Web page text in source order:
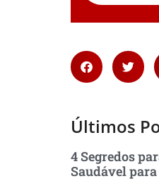
Últimos
4 Segredos
Saudável